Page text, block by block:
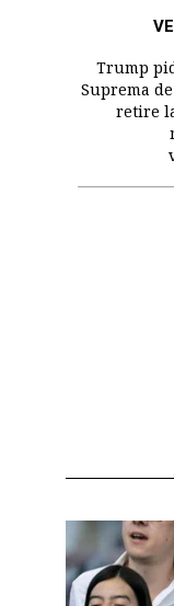
Trump
Suprema de
retire